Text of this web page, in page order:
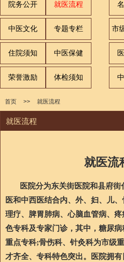
院务公开 就医流程
中医文化 专题专栏
住院须知 中医保健
荣誉激励 体检须知
首页 >> 就医流程
就医流程
就医流
医院分为东关街医院和县府街
医和中西医结合内、外、妇、儿
理疗、脾胃肺病、心脑血管病、
色专科及专家门诊，其中，糖尿
重点专科;骨伤科、针灸科为市级
才齐全、专科特色突出。医院拥